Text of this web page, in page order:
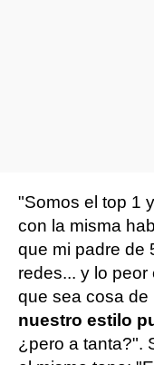
"Somos el top 1
con la misma
que mi padre de
redes... y lo
que sea cosa de
nuestro estilo
¿pero a tanta?".